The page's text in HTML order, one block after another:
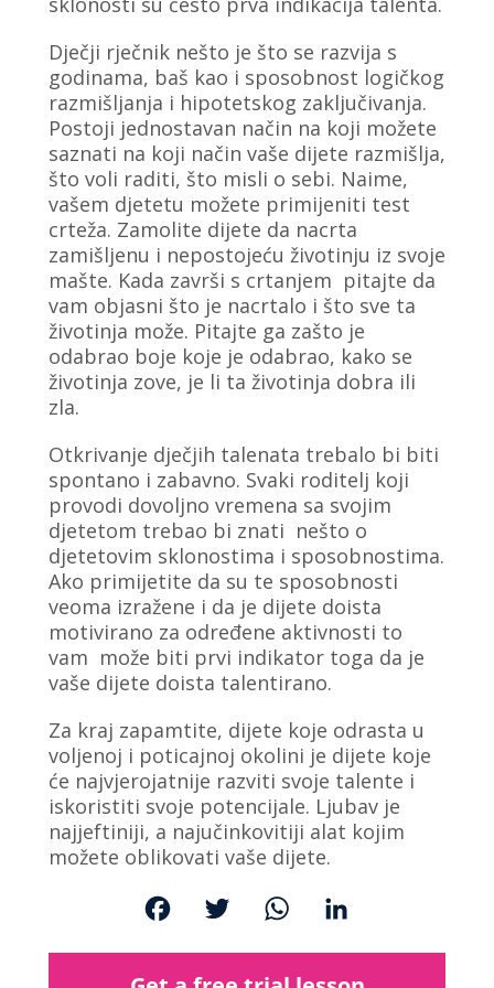
Dječji rječnik nešto je što se razvija s
godinama, baš kao i sposobnost logičkog
razmišljanja i hipotetskog zaključivanja.
Postoji jednostavan način na koji možete
saznati na koji način vaše dijete razmišlja,
što voli raditi, što misli o sebi. Naime,
vašem djetetu možete primijeniti test
crteža. Zamolite dijete da nacrta
zamišljenu i nepostojeću životinju iz svoje
mašte. Kada završi s crtanjem pitajte da
vam objasni što je nacrtalo i što sve ta
životinja može. Pitajte ga zašto je
odabrao boje koje je odabrao, kako se
životinja zove, je li ta životinja dobra ili
zla.
Otkrivanje dječjih talenata trebalo bi biti
spontano i zabavno. Svaki roditelj koji
provodi dovoljno vremena sa svojim
djetetom trebao bi znati nešto o
djetetovim sklonostima i sposobnostima.
Ako primijetite da su te sposobnosti
veoma izražene i da je dijete doista
motivirano za određene aktivnosti to
vam može biti prvi indikator toga da je
vaše dijete doista talentirano.
Za kraj zapamtite, dijete koje odrasta u
voljenoj i poticajnoj okolini je dijete koje
će najvjerojatnije razviti svoje talente i
iskoristiti svoje potencijale. Ljubav je
najjeftiniji, a najučinkovitiji alat kojim
možete oblikovati vaše dijete.
c
i
a
n